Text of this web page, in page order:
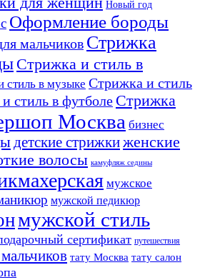
Новый год
Оформление бороды
мальчиков Стрижка
Стрижка и стиль в
стиль в музыке Стрижка и стиль
стиль в футболе Стрижка
Москва бизнес
детские стрижкиженские
волосы камуфляж седины
мужское
мужской педикюр
мужской стиль
сертификат путешествия
тату Москва тату салон